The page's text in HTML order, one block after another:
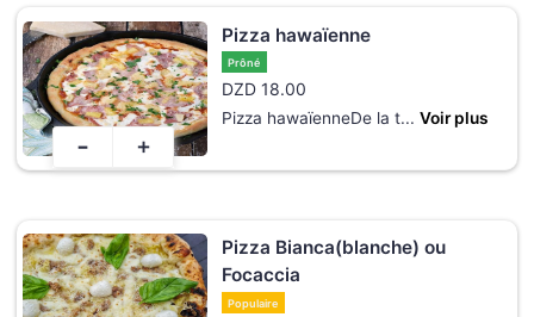
Pizza hawaïenne
Prôné
DZD 18.00
Pizza hawaïenneDe la t... Voir plus
- +
Pizza Bianca(blanche) ou
Focaccia
Populaire